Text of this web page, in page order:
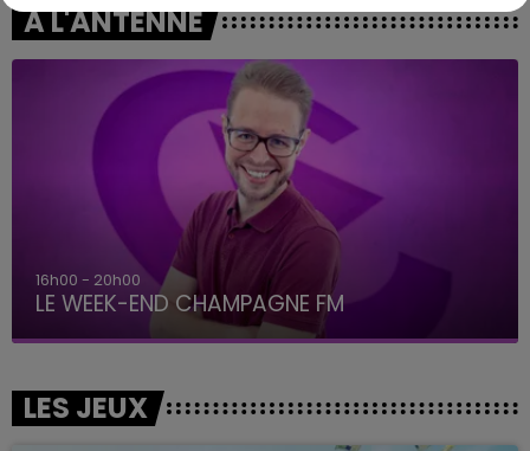
A L'ANTENNE
16h00 - 20h00
LE WEEK-END CHAMPAGNE FM
LES JEUX